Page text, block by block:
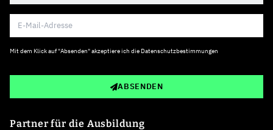
Mit dem Klick auf "Absenden" akzeptiere ich die Datenschutzbestimmungen
ABSENDEN
Partner für die Ausbildung